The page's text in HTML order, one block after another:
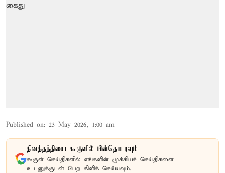
Published on: 23 May 2026, 1:00 am
தினத்தந்தியை கூகுளில் பின்தொடரவும்
கூகுள் செய்திகளில் எங்களின் முக்கியச் செய்திகளை
உடனுக்குடன் பெற கிளிக் செய்யவும்.